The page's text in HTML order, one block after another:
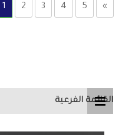
1 2 3 4 5 »
القائمة الفرعية